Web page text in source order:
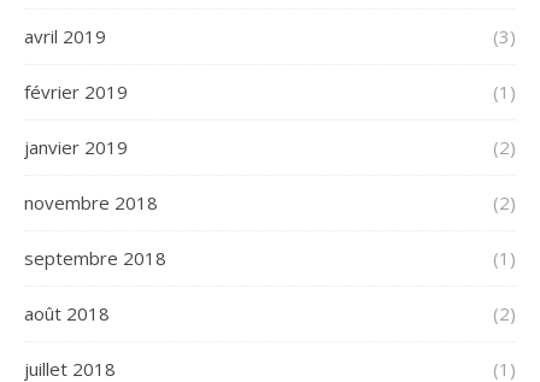
avril 2019 (3)
février 2019 (1)
janvier 2019 (2)
novembre 2018 (2)
septembre 2018 (1)
août 2018 (2)
juillet 2018 (1)